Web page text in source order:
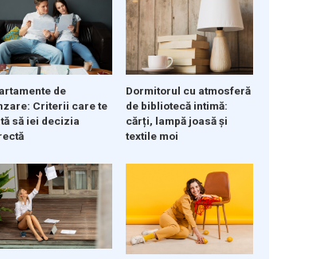
de
Criterii care te
să iei decizia
Dormitorul cu atmosferă
de bibliotecă intimă:
cărți, lampă joasă și
textile moi